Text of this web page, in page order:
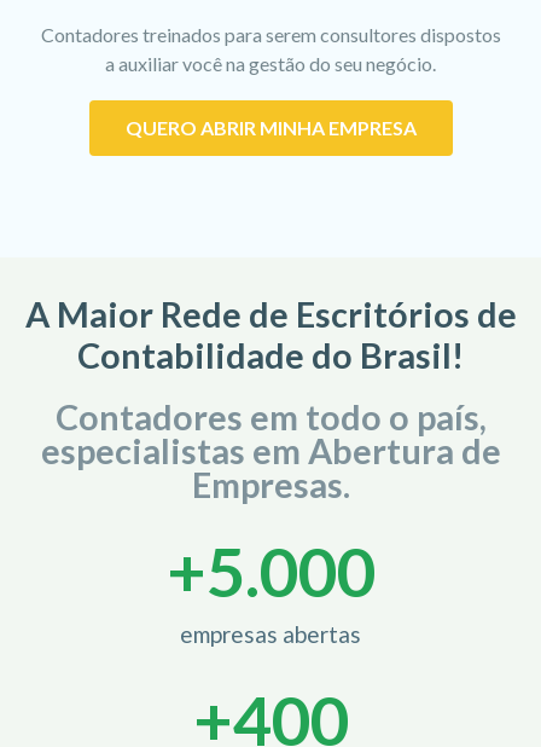
Contadores treinados para serem consultores dispostos
a auxiliar você na gestão do seu negócio.
QUERO ABRIR MINHA EMPRESA
A Maior Rede de Escritórios de
Contabilidade do Brasil!
Contadores em todo o país,
especialistas em Abertura de
Empresas.
empresas abertas
+5.000
+400